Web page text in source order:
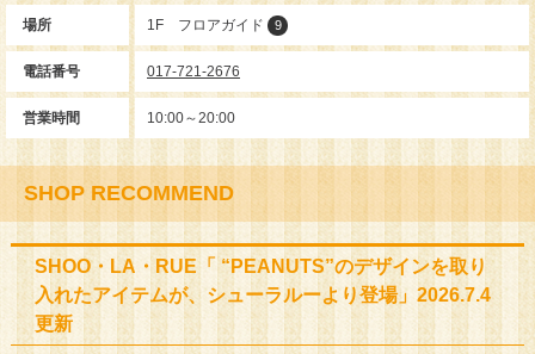
場所 1F フロアガイド 9
電話番号 017-721-2676
営業時間 10:00～20:00
SHOP RECOMMEND
SHOO・LA・RUE「 “PEANUTS”のデザインを取り
入れたアイテムが、シューラルーより登場」2026.7.4
更新